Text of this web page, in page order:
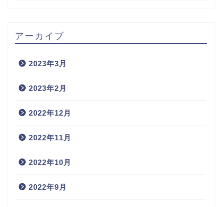
アーカイブ
2023年3月
2023年2月
2022年12月
2022年11月
2022年10月
2022年9月